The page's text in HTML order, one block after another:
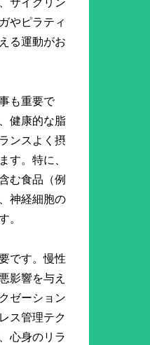
サイクリン
やピラティ
る運動がお
も重要で
健康的な脂
ンスよく摂
す。特に、
む食品（例
神経細胞の
。
です。慢性
影響を与え
ゼーション
ス管理テク
心身のリラ